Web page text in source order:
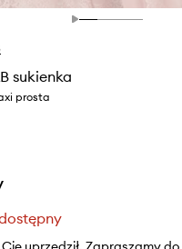
sukienka
prosta